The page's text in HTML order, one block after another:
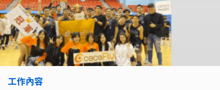
工作內容